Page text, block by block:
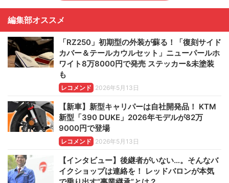
編集部オススメ
「RZ250」初期型の外装が蘇る！「復刻サイド
カバー＆テールカウルセット」ニューパールホ
ワイト8万8000円で発売 ステッカー&未塗装
も
レコメンド 2026年5月13日
【新車】新型キャリパーは自社開発品！ KTM
新型「390 DUKE」2026年モデルが82万
9000円で登場
レコメンド 2026年5月13日
【インタビュー】後継者がいない…。そんなバ
イクショップは連絡を！ レッドバロンが本気